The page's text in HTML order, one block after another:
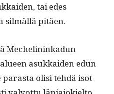
tai edes
silmäl­lä pitäen.
Meche­lininkadun
asukkaiden edun
olisi tehdä isot